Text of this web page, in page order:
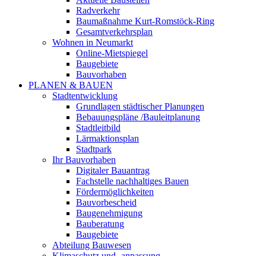
Radverkehr
Baumaßnahme Kurt-Romstöck-Ring
Gesamtverkehrsplan
Wohnen in Neumarkt
Online-Mietspiegel
Baugebiete
Bauvorhaben
PLANEN & BAUEN
Stadtentwicklung
Grundlagen städtischer Planungen
Bebauungspläne /Bauleitplanung
Stadtleitbild
Lärmaktionsplan
Stadtpark
Ihr Bauvorhaben
Digitaler Bauantrag
Fachstelle nachhaltiges Bauen
Fördermöglichkeiten
Bauvorbescheid
Baugenehmigung
Bauberatung
Baugebiete
Abteilung Bauwesen